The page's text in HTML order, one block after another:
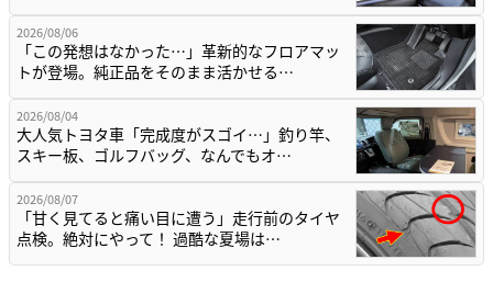
2026/08/06
「この発想はなかった…」革新的なフロアマッ
トが登場。純正品をそのまま活かせる…
2026/08/04
大人気トヨタ車「完成度がスゴイ…」釣り竿、
スキー板、ゴルフバッグ、なんでもオ…
2026/08/07
「甘く見てると痛い目に遭う」走行前のタイヤ
点検。絶対にやって！ 過酷な夏場は…